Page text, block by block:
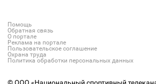
Помощь
Обратная связь
О портале
Реклама на портале
Пользовательское соглашение
Охрана труда
Политика обработки персональных данных